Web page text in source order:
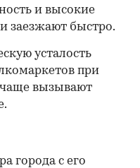
и высокие
заезжают быстро.
усталость
при
чаще вызывают
города с его